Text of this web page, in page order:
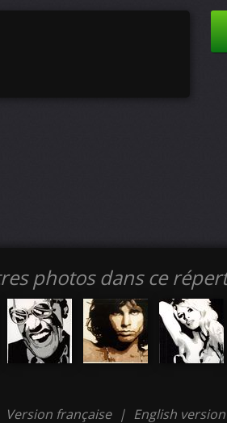
photos dans ce
Version française | English version